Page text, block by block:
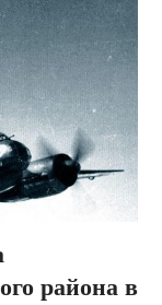
района в